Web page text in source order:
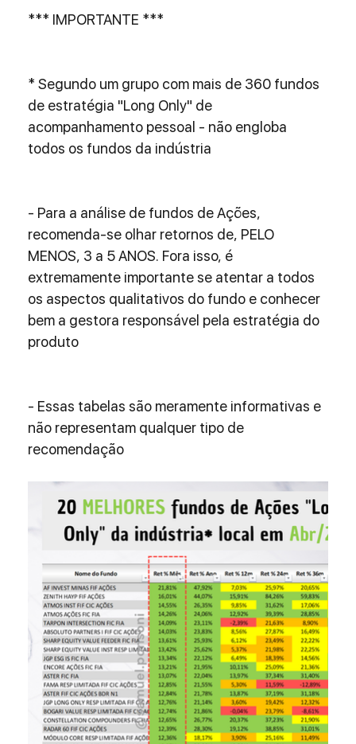
*** IMPORTANTE ***
* Segundo um grupo com mais de 360 fundos
de estratégia "Long Only" de
acompanhamento pessoal - não engloba
todos os fundos da indústria
- Para a análise de fundos de Ações,
recomenda-se olhar retornos de, PELO
MENOS, 3 a 5 ANOS. Fora isso, é
extremamente importante se atentar a todos
os aspectos qualitativos do fundo e conhecer
bem a gestora responsável pela estratégia do
produto
- Essas tabelas são meramente informativas e
não representam qualquer tipo de
recomendação